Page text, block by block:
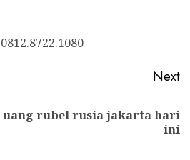
Next
uang rubel rusia jakarta hari
ini